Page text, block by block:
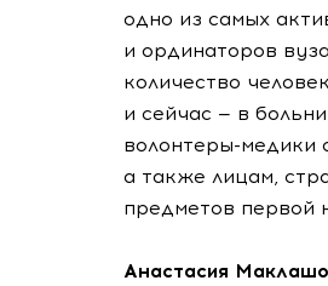
одно из самых
и ординаторов
количество
и сейчас — в
волонтеры-медики
а также лицам,
предметов первой
Анастасия